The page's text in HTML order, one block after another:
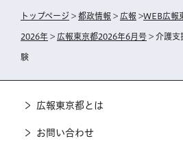
トップページ > 都政情報 > 広報 >WEB広報
2026年 > 広報東京都2026年6月号 > 介護
験
広報東京都とは
お問い合わせ